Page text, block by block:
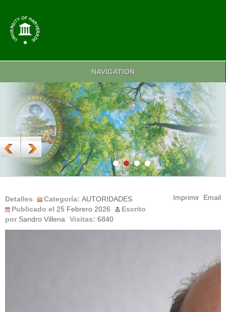
NAVIGATION
Detalles Categoría: AUTORIDADES
Publicado el 25 Febrero 2026
Escrito
por Sandro Villena Visitas: 6840
Imprimir Email